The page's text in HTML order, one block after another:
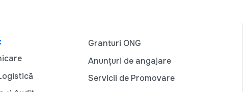
Granturi ONG
Anunțuri de angajare
Servicii de Promovare